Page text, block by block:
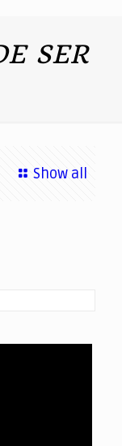
SER
Show all